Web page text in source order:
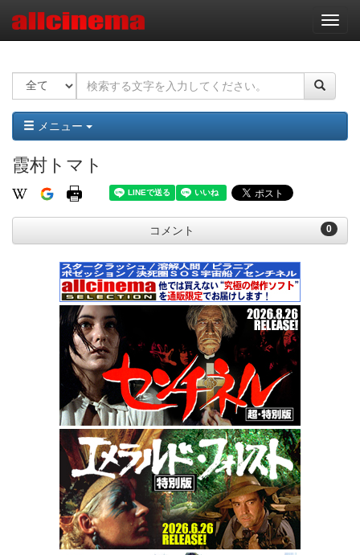
ナ
ビ
ー
ョ
ン
メニュー
霞村トマト
0
コメント